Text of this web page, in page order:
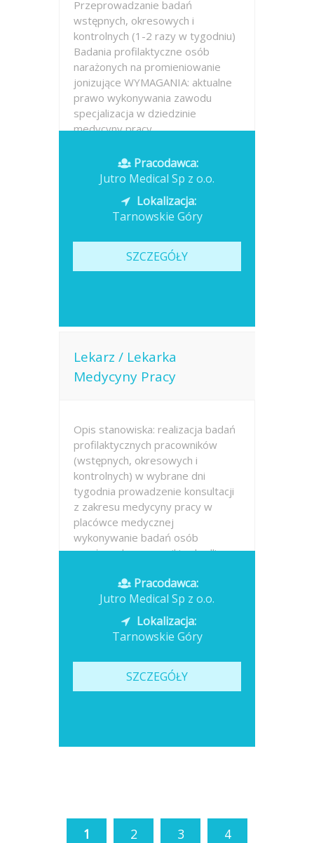
Przeprowadzanie badań
wstępnych, okresowych i
kontrolnych (1-2 razy w tygodniu)
Badania profilaktyczne osób
narażonych na promieniowanie
jonizujące WYMAGANIA: aktualne
prawo wykonywania zawodu
specjalizacja w dziedzinie
medycyny pracy...
Opublikowano: dzisiajPracodawca:
Jutro Medical Sp z o.o.
Lokalizacja:
Tarnowskie Góry
SZCZEGÓŁY
Lekarz / Lekarka
Medycyny Pracy
Opis stanowiska: realizacja badań
profilaktycznych pracowników
(wstępnych, okresowych i
kontrolnych) w wybrane dni
tygodnia prowadzenie konsultacji
z zakresu medycyny pracy w
placówce medycznej
wykonywanie badań osób
narażonych na czynniki szkodliwe,
Opublikowano: dzisiaj
Pracodawca:
Jutro Medical Sp z o.o.
Lokalizacja:
Tarnowskie Góry
SZCZEGÓŁY
1 2 3 4